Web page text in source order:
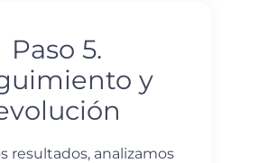
Paso 5.
y
resultados, analizamos